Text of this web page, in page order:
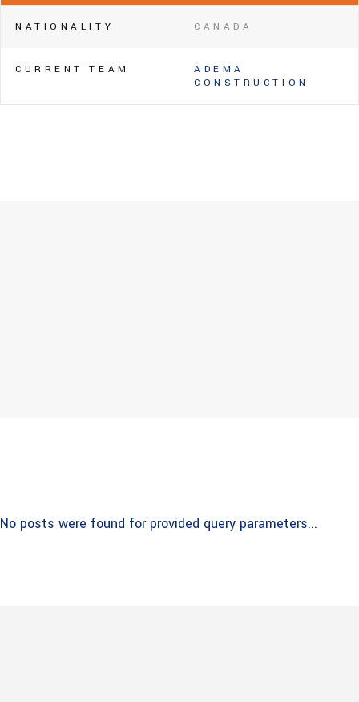
NATIONALITY CANADA
CURRENT TEAM
ADEMA
CONSTRUCTION
No posts were found for provided query parameters...